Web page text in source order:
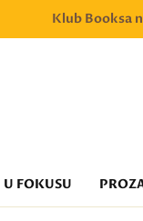
Klub Booksa
U FOKUSU